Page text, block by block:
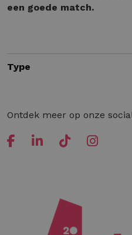
een goede match.
Type
Ontdek meer op onze